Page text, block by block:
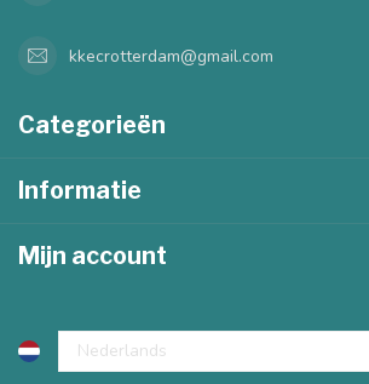
kkecrotterdam@gmail.com
Categorieën
Informatie
Mijn account